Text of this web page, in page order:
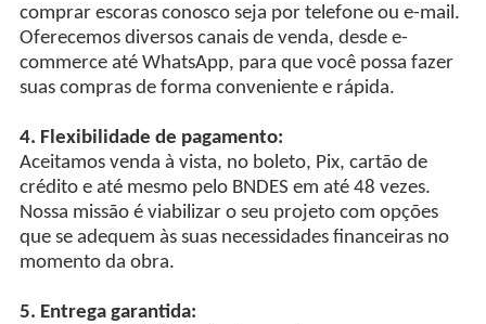
comprar escoras conosco seja por telefone ou e-mail.
Oferecemos diversos canais de venda, desde e-
commerce até WhatsApp, para que você possa fazer
suas compras de forma conveniente e rápida.
4. Flexibilidade de pagamento:
Aceitamos venda à vista, no boleto, Pix, cartão de
crédito e até mesmo pelo BNDES em até 48 vezes.
Nossa missão é viabilizar o seu projeto com opções
que se adequem às suas necessidades financeiras no
momento da obra.
5. Entrega garantida: